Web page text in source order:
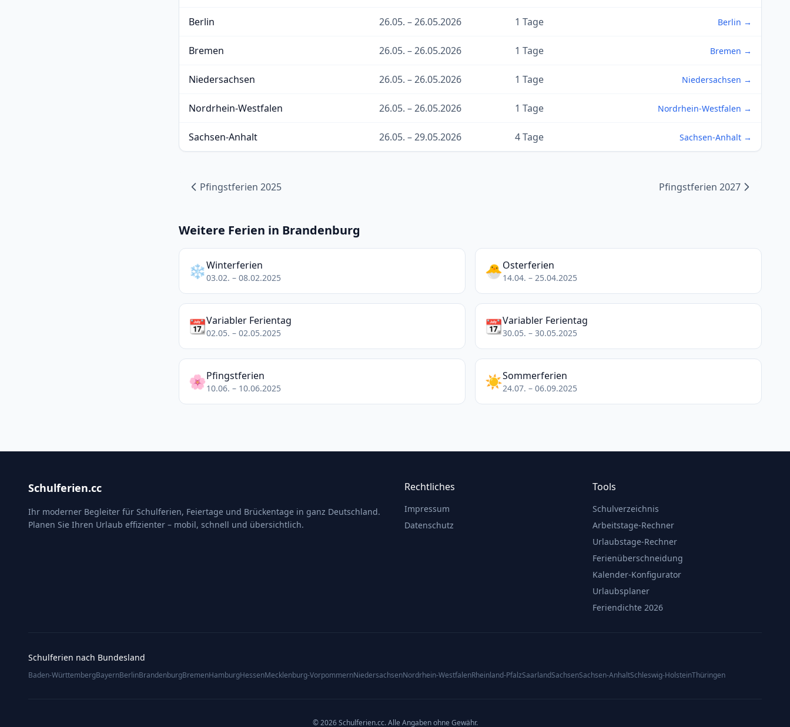
Berlin 26.05. – 26.05.2026 1 Tage Berlin →
Bremen 26.05. – 26.05.2026 1 Tage Bremen →
Niedersachsen 26.05. – 26.05.2026 1 Tage Niedersachsen →
Nordrhein-Westfalen 26.05. – 26.05.2026 1 Tage Nordrhein-Westfalen →
Sachsen-Anhalt 26.05. – 29.05.2026 4 Tage Sachsen-Anhalt →
Pfingstferien 2025 Pfingstferien 2027
Weitere Ferien in Brandenburg
❄️Winterferien
03.02. – 08.02.2025 🐣Osterferien
14.04. – 25.04.2025
📆Variabler Ferientag
02.05. – 02.05.2025 📆Variabler Ferientag
30.05. – 30.05.2025
🌸Pfingstferien
10.06. – 10.06.2025 ☀️Sommerferien
24.07. – 06.09.2025
Schulferien.cc
Ihr moderner Begleiter für Schulferien, Feiertage und Brückentage in ganz Deutschland.
Planen Sie Ihren Urlaub effizienter – mobil, schnell und übersichtlich.
Rechtliches
Impressum
Datenschutz
Tools
Schulverzeichnis
Arbeitstage-Rechner
Urlaubstage-Rechner
Ferienüberschneidung
Kalender-Konfigurator
Urlaubsplaner
Feriendichte 2026
Schulferien nach Bundesland
Baden-WürttembergBayernBerlinBrandenburgBremenHamburgHessenMecklenburg-VorpommernNiedersachsenNordrhein-WestfalenRheinland-PfalzSaarlandSachsenSachsen-AnhaltSchleswig-HolsteinThüringen
© 2026 Schulferien.cc. Alle Angaben ohne Gewähr.